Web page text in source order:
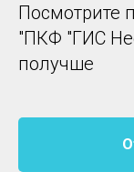
Посмотрите
"ПКФ "ГИС
получше